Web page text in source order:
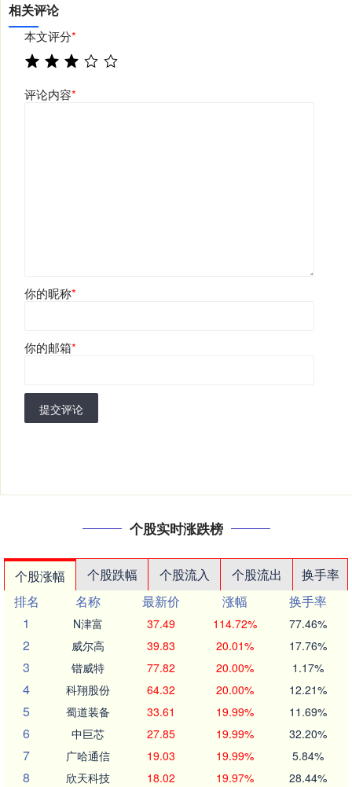
相关评论
本文评分*
评论内容*
你的昵称*
你的邮箱*
提交评论
个股实时涨跌榜
个股涨幅 个股跌幅 个股流入 个股流出
换手率
排名
名称 最新价 涨幅
换手率
1
N津富 37.49 114.72% 77.46%
2 威尔高 39.83 20.01% 17.76%
3 锴威特 77.82 20.00% 1.17%
4 科翔股份 64.32 20.00% 12.21%
5 蜀道装备 33.61 19.99% 11.69%
6 中巨芯 27.85 19.99% 32.20%
7 广哈通信 19.03 19.99% 5.84%
8 欣天科技 18.02 19.97% 28.44%